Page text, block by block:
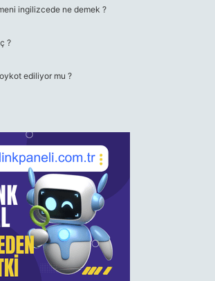
ingilizcede ne demek ?
?
ediliyor mu ?